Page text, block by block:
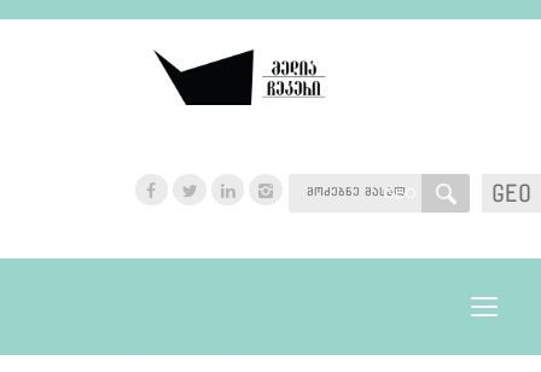
GEO
GEO
Toggle